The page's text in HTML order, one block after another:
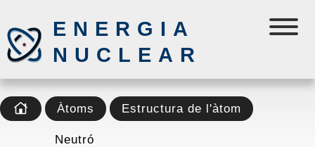
ENERGIA
NUCLEAR
Àtoms Estructura de l'àtom
Neutró